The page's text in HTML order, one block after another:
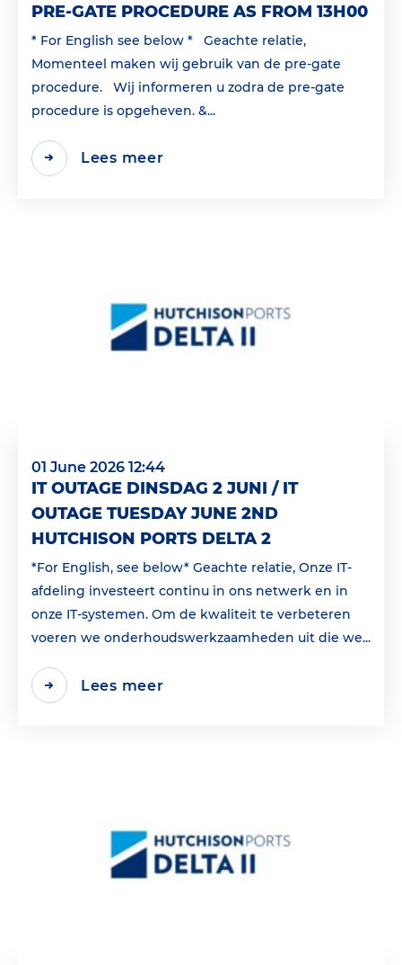
PRE-GATE PROCEDURE AS FROM 13H00
* For English see below * Geachte relatie,
Momenteel maken wij gebruik van de pre-gate
procedure. Wij informeren u zodra de pre-gate
procedure is opgeheven. &...
Lees meer
01 June 2026 12:44
IT OUTAGE DINSDAG 2 JUNI / IT
OUTAGE TUESDAY JUNE 2ND
HUTCHISON PORTS DELTA 2
*For English, see below* Geachte relatie, Onze IT-
afdeling investeert continu in ons netwerk en in
onze IT-systemen. Om de kwaliteit te verbeteren
voeren we onderhoudswerkzaamheden uit die we...
Lees meer